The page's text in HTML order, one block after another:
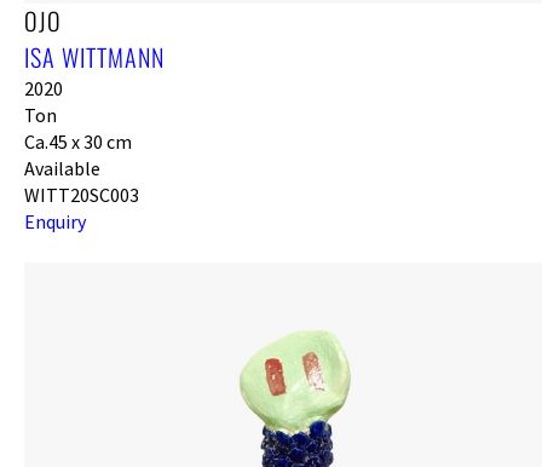
OJO
ISA WITTMANN
2020
Ton
Ca.45 x 30 cm
Available
WITT20SC003
Enquiry